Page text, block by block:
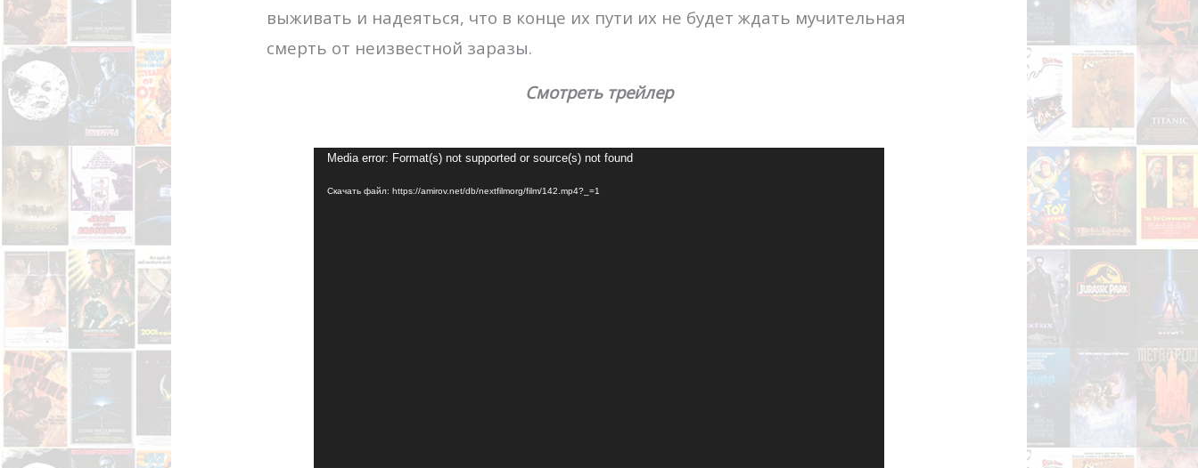
выживать и надеяться, что в конце их пути их не будет ждать мучительная
смерть от неизвестной заразы.
Смотреть трейлер
Видеоплеер
Media error: Format(s) not supported or source(s) not found
Скачать файл: https://amirov.net/db/nextfilmorg/film/142.mp4?_=1